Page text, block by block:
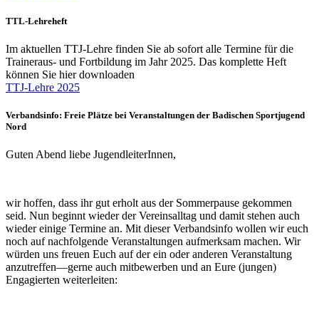
TTL-Lehreheft
Im aktuellen TTJ-Lehre finden Sie ab sofort alle Termine für die
Traineraus- und Fortbildung im Jahr 2025. Das komplette Heft
können Sie hier downloaden
TTJ-Lehre 2025
Verbandsinfo: Freie Plätze bei Veranstaltungen der Badischen Sportjugend
Nord
Guten Abend liebe JugendleiterInnen,
wir hoffen, dass ihr gut erholt aus der Sommerpause gekommen
seid. Nun beginnt wieder der Vereinsalltag und damit stehen auch
wieder einige Termine an. Mit dieser Verbandsinfo wollen wir euch
noch auf nachfolgende Veranstaltungen aufmerksam machen. Wir
würden uns freuen Euch auf der ein oder anderen Veranstaltung
anzutreffen—gerne auch mitbewerben und an Eure (jungen)
Engagierten weiterleiten: